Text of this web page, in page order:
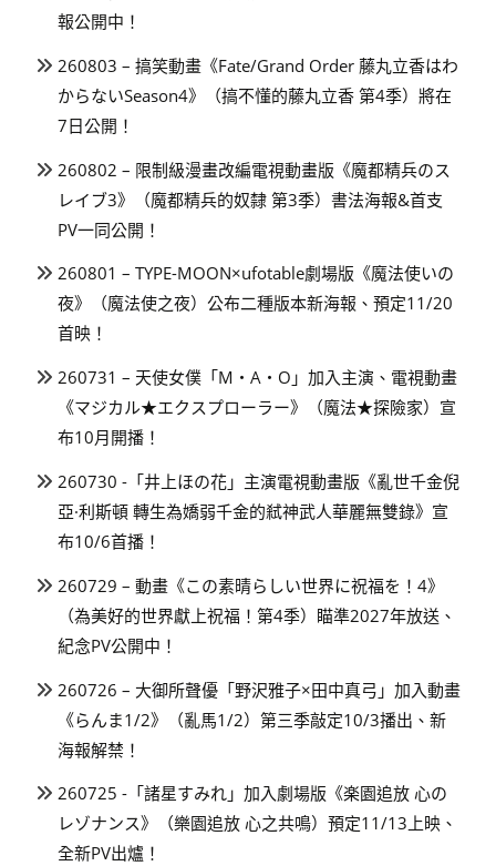
報公開中！
260803 – 搞笑動畫《Fate/Grand Order 藤丸立香はわ
からないSeason4》（搞不懂的藤丸立香 第4季）將在
7日公開！
260802 – 限制級漫畫改編電視動畫版《魔都精兵のス
レイブ3》（魔都精兵的奴隸 第3季）書法海報&首支
PV一同公開！
260801 – TYPE-MOON×ufotable劇場版《魔法使いの
夜》（魔法使之夜）公布二種版本新海報、預定11/20
首映！
260731 – 天使女僕「M・A・O」加入主演、電視動畫
《マジカル★エクスプローラー》（魔法★探險家）宣
布10月開播！
260730 -「井上ほの花」主演電視動畫版《亂世千金倪
亞·利斯頓 轉生為嬌弱千金的弒神武人華麗無雙錄》宣
布10/6首播！
260729 – 動畫《この素晴らしい世界に祝福を！4》
（為美好的世界獻上祝福！第4季）瞄準2027年放送、
紀念PV公開中！
260726 – 大御所聲優「野沢雅子×田中真弓」加入動畫
《らんま1/2》（亂馬1/2）第三季敲定10/3播出、新
海報解禁！
260725 -「諸星すみれ」加入劇場版《楽園追放 心の
レゾナンス》（樂園追放 心之共鳴）預定11/13上映、
全新PV出爐！